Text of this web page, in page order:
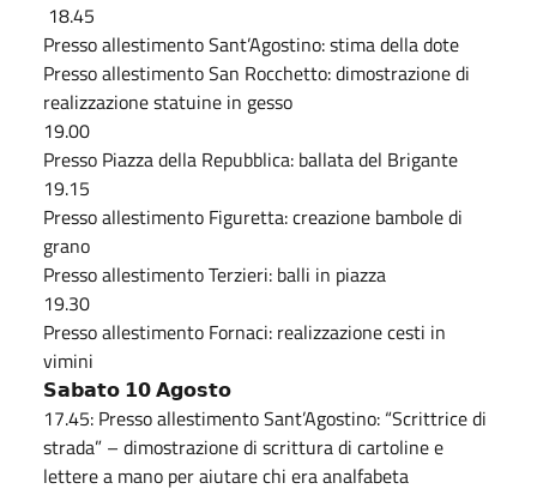
18.45
Presso allestimento Sant’Agostino: stima della dote
Presso allestimento San Rocchetto: dimostrazione di
realizzazione statuine in gesso
19.00
Presso Piazza della Repubblica: ballata del Brigante
19.15
Presso allestimento Figuretta: creazione bambole di
grano
Presso allestimento Terzieri: balli in piazza
19.30
Presso allestimento Fornaci: realizzazione cesti in
vimini
𝗦𝗮𝗯𝗮𝘁𝗼 𝟭𝟬 𝗔𝗴𝗼𝘀𝘁𝗼
17.45: Presso allestimento Sant’Agostino: “Scrittrice di
strada” – dimostrazione di scrittura di cartoline e
lettere a mano per aiutare chi era analfabeta